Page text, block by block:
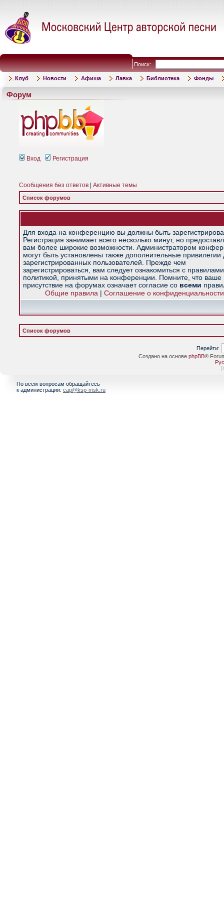
Поиск:
Клуб Новости Афиша Лавка Библиотека Фонды
Форум
Вход Регистрация
Сообщения без ответов Активные темы
Список форумов
Для входа на конференцию вы должны быть
Регистрация занимает всего несколько минут, но
вам более широкие возможности. Администратором
могут быть установлены также дополнительные привилегии
зарегистрированных пользователей. Прежде чем
зарегистрироваться, вам следует ознакомиться с
политикой, принятыми на конференции. Помните, что ваше
присутствие на форумах означает согласие со всеми
Общие правила| Соглашение о конфиденциальности
Список форумов
Перейти:
Создано на основе phpBB®
[
По всем вопросам обращайтесь
к администрации: cap@ksp-msk.ru